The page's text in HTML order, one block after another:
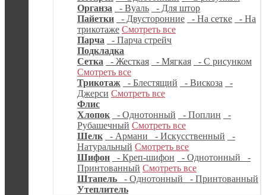
Органза
- Вуаль
- Для штор
Пайетки
- Двусторонние - На сетке
- На
трикотаже Смотреть все
Парча
- Парча стрейч
Подкладка
Сетка
- Жесткая - Мягкая
- С рисунком
Смотреть все
Трикотаж
- Блестящий - Вискоза
-
Джерси Смотреть все
Флис
Хлопок
- Однотонный - Поплин
-
Рубашечный Смотреть все
Шелк
- Армани - Искусственный
-
Натуральный Смотреть все
Шифон
- Креп-шифон - Однотонный
-
Принтованный Смотреть все
Штапель
- Однотонный
- Принтованный
Утеплитель